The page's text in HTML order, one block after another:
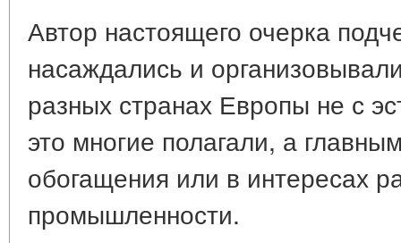
Автор настоящего очерка
насаждались и
разных странах Европы не с
это многие полагали, а
обогащения или в интересах
промышленности.